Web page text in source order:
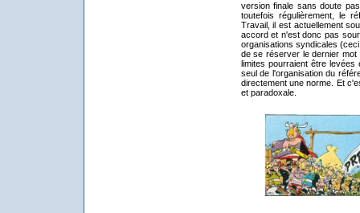
version finale sans doute
toutefois régulièrement, le
Travail, il est actuellement
accord et n'est donc pas
organisations syndicales
de se réserver le dernier
limites pourraient être levées
seul de l'organisation du
directement une norme. Et
et paradoxale.